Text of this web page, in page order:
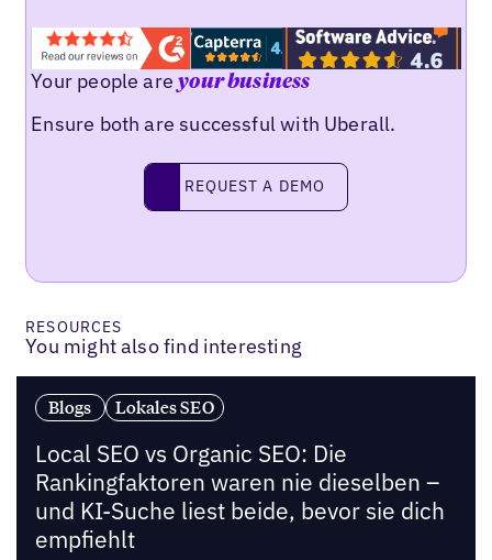
Your people areyour business
Ensure both are successful with Uberall.
Request a demo
REQUEST A DEMO
RESOURCES
You might also find interesting
Blogs Lokales SEO
Local SEO vs Organic SEO: Die
Rankingfaktoren waren nie dieselben –
und KI-Suche liest beide, bevor sie dich
empfiehlt